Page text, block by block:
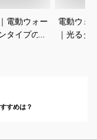
電動ウォー
タイプのお
電動ウォ
｜光るタ
すめは？